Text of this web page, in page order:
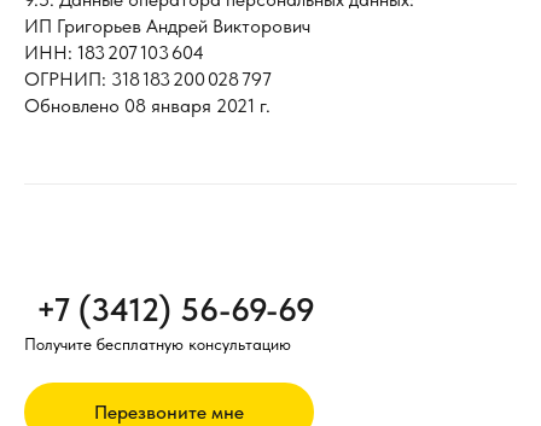
ИП Григорьев Андрей Викторович
ИНН: 183 207 103 604
ОГРНИП: 318 183 200 028 797
Обновлено 08 января 2021 г.
Получите бесплатную консультацию
Перезвоните мне
+7 (3412) 56-69-69